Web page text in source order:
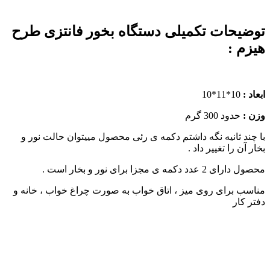
توضیحات تکمیلی دستگاه بخور فانتزی طرح
هیزم :
ابعاد :
وزن : حدود 300 گرم
با چند ثانیه نگه داشتم دکمه ی رئی محصول مییتوان حالت نور و
بخار آن را تغییر داد .
محصول دارای 2 عدد دکمه ی مجزا برای نور و بخار است .
مناسب برای روی میز ، اتاق خواب به صورت چراغ خواب ، خانه و
دفتر کار